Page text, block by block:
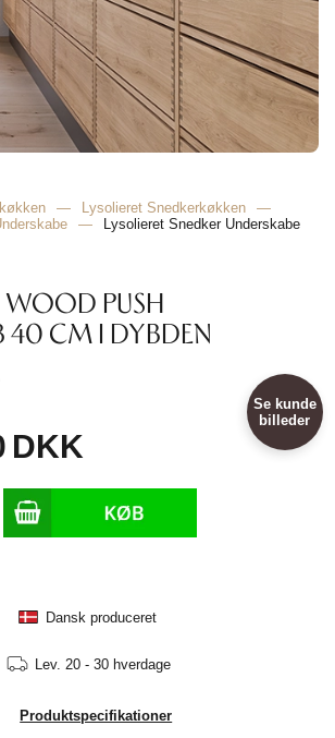
— Lysolieret Snedkerkøkken
—
—
Lysolieret Snedker Underskabe
PUSH
40 CM I DYBDEN
DKK
Se kunde
billeder
Dansk produceret
Lev. 20 - 30 hverdage
Produktspecifikationer